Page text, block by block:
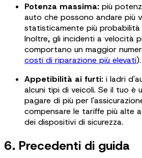
Potenza massima: più
auto che possono andare più
statisticamente più probabilità
Inoltre, gli incidenti a velocità
comportano un maggior
costi di riparazione più elevati).
Appetibilità ai furti: i ladri
alcuni tipi di veicoli. Se il tuo è
pagare di più per
compensare le tariffe più alte
dei dispositivi di sicurezza.
6. Precedenti di guida